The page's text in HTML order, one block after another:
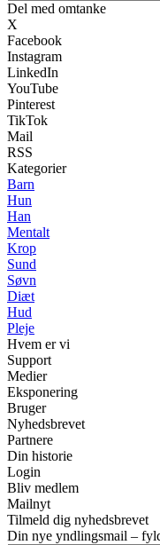
Del med omtanke
X
Facebook
Instagram
LinkedIn
YouTube
Pinterest
TikTok
Mail
RSS
Kategorier
Barn
Hun
Han
Mentalt
Krop
Sund
Søvn
Diæt
Hud
Pleje
Hvem er vi
Support
Medier
Eksponering
Bruger
Nyhedsbrevet
Partnere
Din historie
Login
Bliv medlem
Mailnyt
Tilmeld dig nyhedsbrevet
Din nye yndlingsmail –